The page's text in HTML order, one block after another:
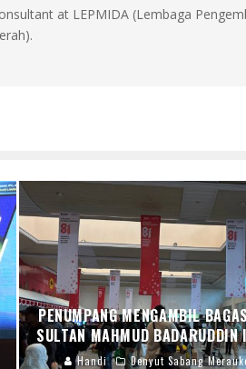
at LEPMIDA (Lembaga
PENUMPANG MENGAMBIL
SULTAN MAHMUD
Handi Denyut Sabang